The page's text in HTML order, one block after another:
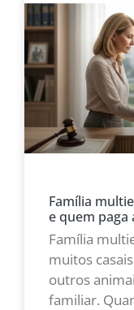
Família
e quem paga
Família
muitos
outros
familiar.